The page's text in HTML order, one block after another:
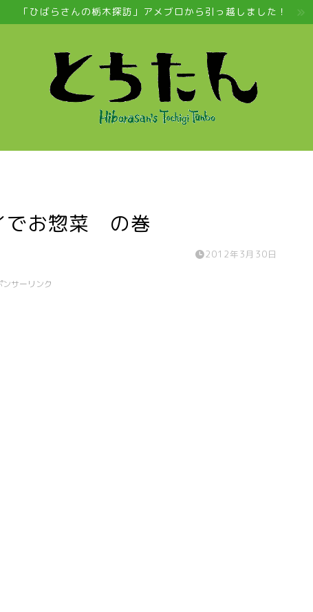
「ひばらさんの栃木探訪」アメブロから引っ越しました！
でお惣菜 の巻
2012年3月30日
ンサーリンク